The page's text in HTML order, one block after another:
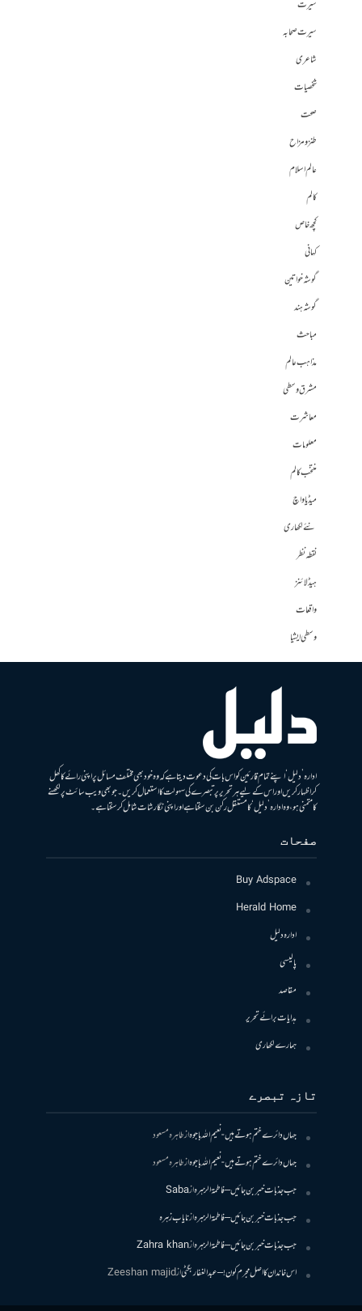
سیرت
سیرت صحابہ
شاعری
شخصیات
صحت
طنز و مزاح
عالم اسلام
کالم
کچھ خاص
کہانی
گوشہ خواتین
گوشہ ہند
مباحث
مذاہب عالم
مشرق وسطی
معاشرت
معلومات
منتخب کالم
میڈیا واچ
نئے لکھاری
نقطہ نظر
ہیڈلائنز
واقعات
وسطی ایشیا
ادارہ ’دلیل‘ اپنے تمام قارئین کو اس بات کی دعوت دیتا ہے کہ وہ خود بھی مختلف مسائل پر اپنی رائے کا کھل
کر اظہار کریں اور اس کے لیے ہر تحریر پر تبصرے کی سہولت کا استعمال کریں۔ جو بھی ویب سائٹ پر لکھنے
کا متمنی ہو، وہ ادارہ ’دلیل‘ کا مستقل رکن بن سکتا ہے اور اپنی نگارشات شامل کرسکتا ہے۔
صفحات
Buy Adspace
Herald Home
ادارہ دلیل
پالیسی
مقاصد
ہدایات برائے تحریر
ہمارے لکھاری
تازہ تبصرے
جہاں دائرے ختم ہوتے ہیں- نعیم اللہ باجوہازطاہرہ مسعود
جہاں دائرے ختم ہوتے ہیں- نعیم اللہ باجوہازطاہرہ مسعود
جب جذبات خبر بن جائیں – فاطمۃالزہرہازSaba
جب جذبات خبر بن جائیں – فاطمۃالزہرہازنایاب زہرہ
جب جذبات خبر بن جائیں – فاطمۃالزہرہازZahra khan
اس خاندان کا اصل مجرم کون! – عبدالغفار بگٹیازZeeshan majid